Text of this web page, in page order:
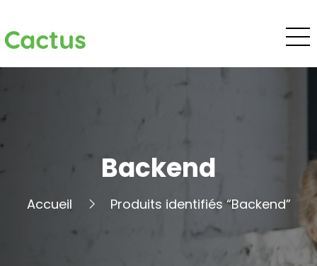
Cactus
Backend
Accueil Produits identifiés “Backend”